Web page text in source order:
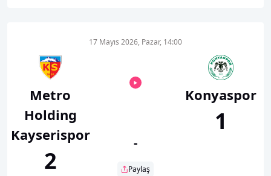
Metro
Holding
Kayserispor
2
17 Mayıs 2026, Pazar, 14:00
-
Paylaş
Konyaspor
1